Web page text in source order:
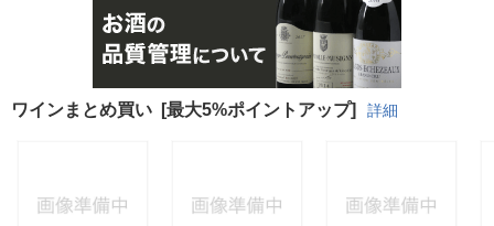
ワインまとめ買い [最大5%ポイントアップ] 詳細